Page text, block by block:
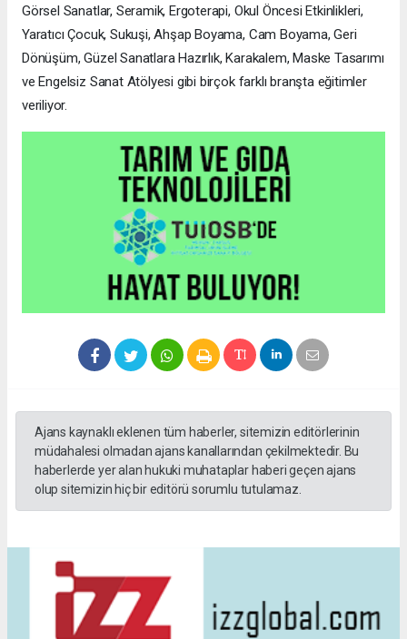
Görsel Sanatlar, Seramik, Ergoterapi, Okul Öncesi Etkinlikleri,
Yaratıcı Çocuk, Sukuşi, Ahşap Boyama, Cam Boyama, Geri
Dönüşüm, Güzel Sanatlara Hazırlık, Karakalem, Maske Tasarımı
ve Engelsiz Sanat Atölyesi gibi birçok farklı branşta eğitimler
veriliyor.
Ajans kaynaklı eklenen tüm haberler, sitemizin editörlerinin
müdahalesi olmadan ajans kanallarından çekilmektedir. Bu
haberlerde yer alan hukuki muhataplar haberi geçen ajans
olup sitemizin hiç bir editörü sorumlu tutulamaz.